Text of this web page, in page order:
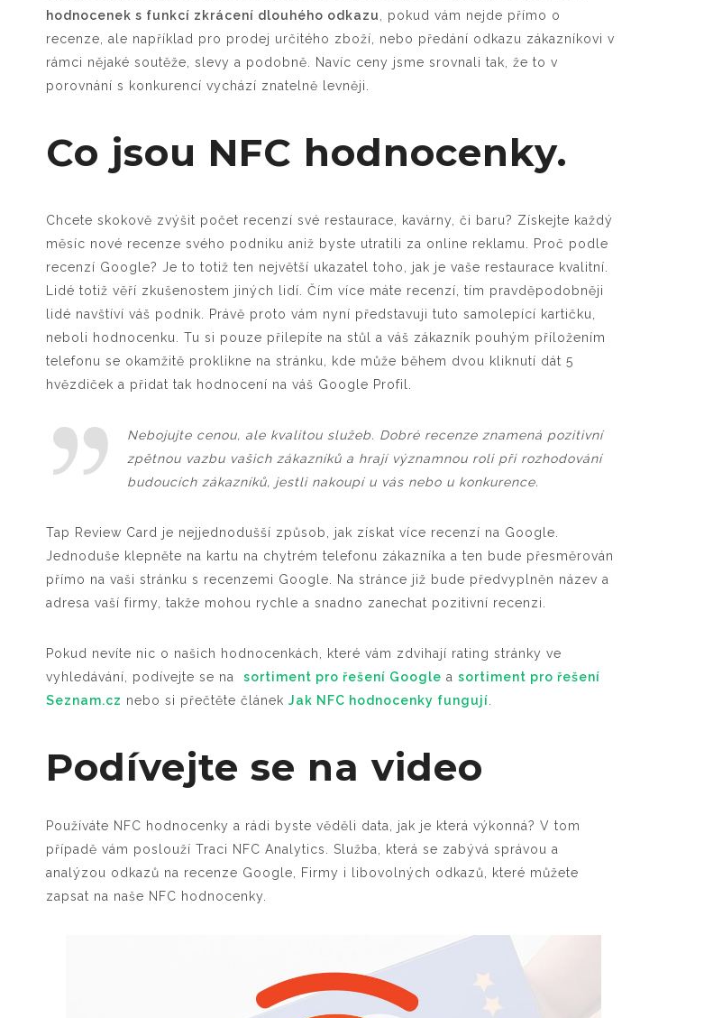
hodnocenek s funkcí zkrácení dlouhého odkazu
, pokud vám nejde přímo o
recenze, ale například pro prodej určitého zboží, nebo předání odkazu zákazníkovi v
rámci nějaké soutěže, slevy a podobně. Navíc ceny jsme srovnali tak, že to v
porovnání s konkurencí vychází znatelně levněji.
Co jsou NFC hodnocenky.
Chcete skokově zvýšit počet recenzí své restaurace, kavárny, či baru? Získejte každý
měsíc nové recenze svého podniku aniž byste utratili za online reklamu. Proč podle
recenzí Google? Je to totiž ten největší ukazatel toho, jak je vaše restaurace kvalitní.
Lidé totiž věří zkušenostem jiných lidí. Čím více máte recenzí, tím pravděpodobněji
lidé navštíví váš podnik. Právě proto vám nyní představuji tuto samolepící kartičku,
neboli hodnocenku. Tu si pouze přilepíte na stůl a váš zákazník pouhým příložením
telefonu se okamžitě proklikne na stránku, kde může během dvou kliknutí dát 5
hvězdiček a přidat tak hodnocení na váš Google Profil.
Nebojujte cenou, ale kvalitou služeb. Dobré recenze znamená pozitivní
zpětnou vazbu vašich zákazníků a hrají významnou roli při rozhodování
budoucích zákazníků, jestli nakoupí u vás nebo u konkurence.
Tap Review Card je nejjednodušší způsob, jak získat více recenzí na Google.
Jednoduše klepněte na kartu na chytrém telefonu zákazníka a ten bude přesměrován
přímo na vaši stránku s recenzemi Google. Na stránce již bude předvyplněn název a
adresa vaší firmy, takže mohou rychle a snadno zanechat pozitivní recenzi.
Pokud nevíte nic o našich hodnocenkách, které vám zdvihají rating stránky ve
vyhledávání, podívejte se na sortiment pro řešení Google a sortiment pro řešení
Seznam.cz nebo si přečtěte článek Jak NFC hodnocenky fungují
Podívejte se na video
Používáte NFC hodnocenky a rádi byste věděli data, jak je která výkonná? V tom
případě vám poslouží Traci NFC Analytics. Služba, která se zabývá správou a
analýzou odkazů na recenze Google, Firmy i libovolných odkazů, které můžete
zapsat na naše NFC hodnocenky.